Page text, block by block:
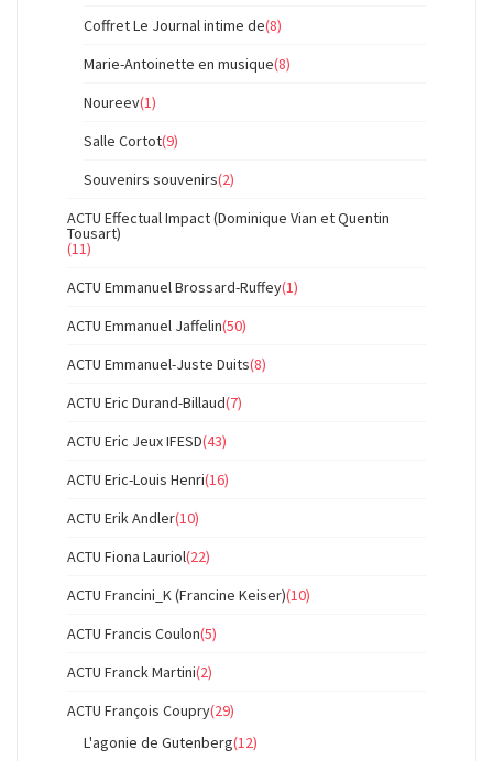
Coffret Le Journal intime de(8)
Marie-Antoinette en musique(8)
Noureev(1)
Salle Cortot(9)
Souvenirs souvenirs(2)
ACTU Effectual Impact (Dominique Vian et Quentin
Tousart)
(11)
ACTU Emmanuel Brossard-Ruffey(1)
ACTU Emmanuel Jaffelin(50)
ACTU Emmanuel-Juste Duits(8)
ACTU Eric Durand-Billaud(7)
ACTU Eric Jeux IFESD(43)
ACTU Eric-Louis Henri(16)
ACTU Erik Andler(10)
ACTU Fiona Lauriol(22)
ACTU Francini_K (Francine Keiser)(10)
ACTU Francis Coulon(5)
ACTU Franck Martini(2)
ACTU François Coupry(29)
L'agonie de Gutenberg(12)